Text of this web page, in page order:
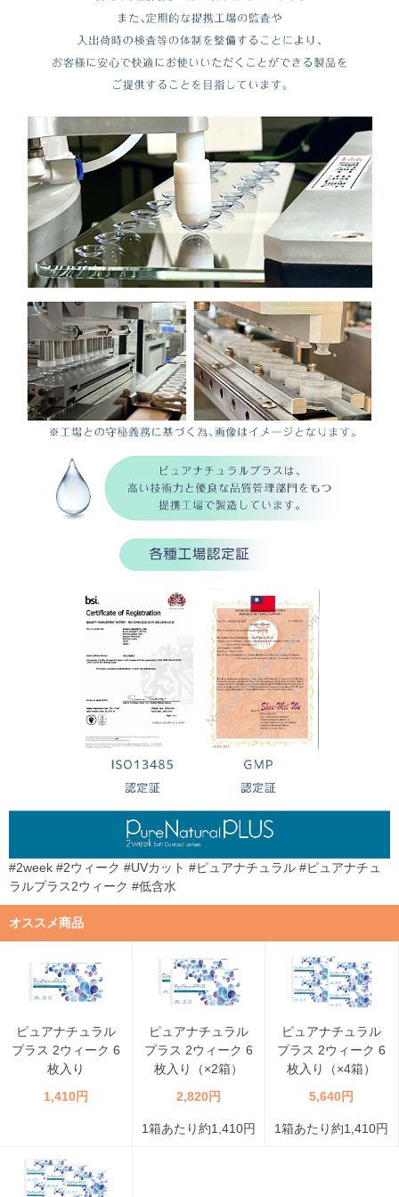
#2week #2ウィーク #UVカット #ピュアナチュラル #ピュアナチュ
ラルプラス2ウィーク #低含水
オススメ商品
ピュアナチュラル
プラス 2ウィーク 6
枚入り
1,410円
ピュアナチュラル
プラス 2ウィーク 6
枚入り（×2箱）
2,820円
1箱あたり約1,410円
ピュアナチュラル
プラス 2ウィーク 6
枚入り（×4箱）
5,640円
1箱あたり約1,410円